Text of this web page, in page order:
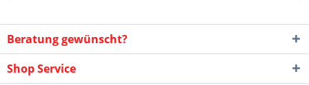
Beratung gewünscht?
Shop Service